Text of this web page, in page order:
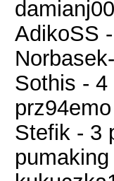
AdikoSS
Sothis - 4
Stefik - 3